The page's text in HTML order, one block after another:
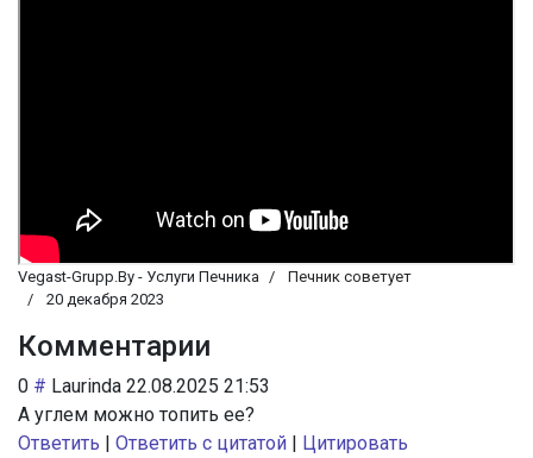
Vegast-Grupp.By - Услуги Печника
Печник советует
20 декабря 2023
Комментарии
0 # Laurinda 22.08.2025 21:53
А углем можно топить ее?
Ответить | Ответить с цитатой | Цитировать